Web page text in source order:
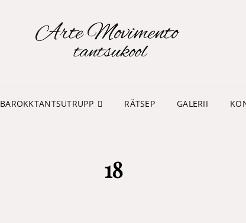
BAROKKTANTSUTRUPP RÄTSEP GALERII
18